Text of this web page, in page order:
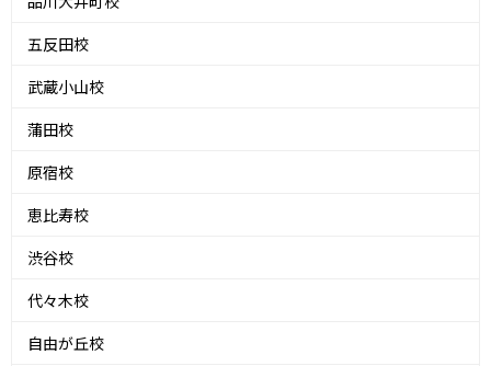
五反田校
武蔵小山校
蒲田校
原宿校
恵比寿校
渋谷校
代々木校
自由が丘校